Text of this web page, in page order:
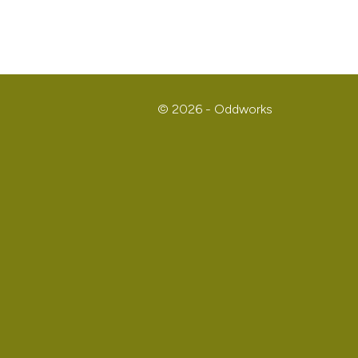
© 2026 - Oddworks